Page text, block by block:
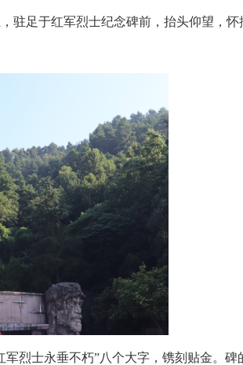
驻足于红军烈士纪念碑前，抬头仰望，
烈士永垂不朽”八个大字，镌刻贴金。